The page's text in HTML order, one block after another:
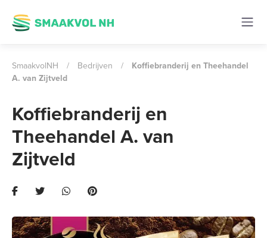
SmaakvolNH / Bedrijven /
Koffiebranderij en Theehandel
A. van Zijtveld
Koffiebranderij en
Theehandel A. van
Zijtveld